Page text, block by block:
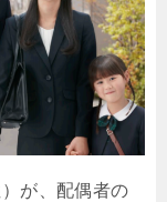
が、配偶者の